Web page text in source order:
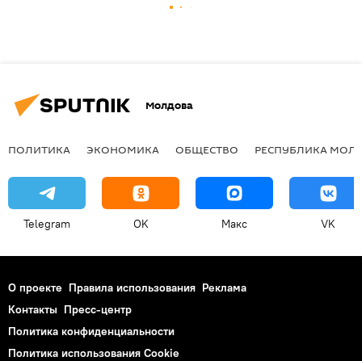
Молдова
ПОЛИТИКА ЭКОНОМИКА ОБЩЕСТВО РЕСПУБЛИКА
Telegram OK Макс VK
О проекте Правила использования Реклама
Контакты Пресс-центр
Политика конфиденциальности
Политика использования Cookie